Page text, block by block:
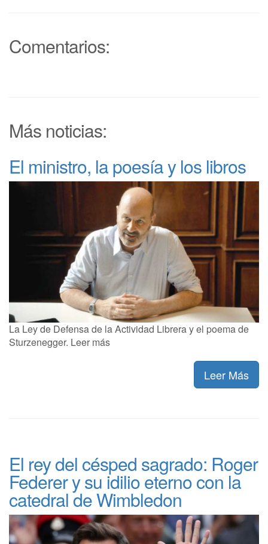
Comentarios:
Más noticias:
El ministro, la poesía y los libros
La Ley de Defensa de la Actividad Librera y el poema de
Sturzenegger. Leer más
Leer Más
El rey del césped sagrado: Roger
Federer y su idilio eterno con la
catedral de Wimbledon